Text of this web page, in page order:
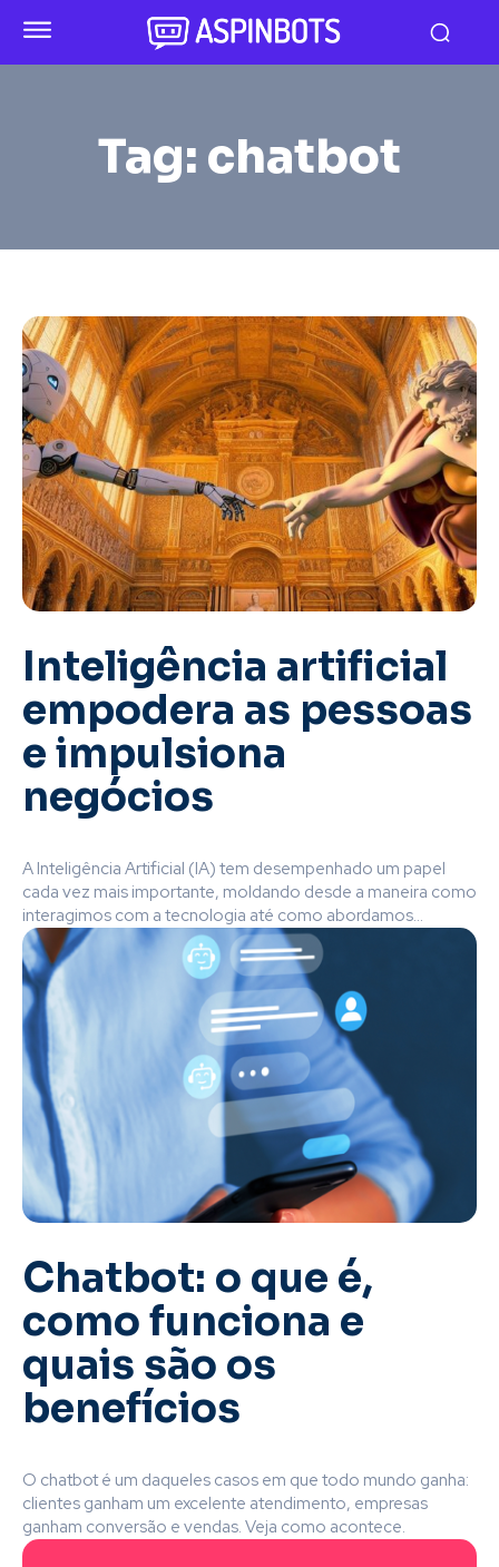
Tag: chatbot
Inteligência artificial
empodera as pessoas
e impulsiona
negócios
A Inteligência Artificial (IA) tem desempenhado um papel
cada vez mais importante, moldando desde a maneira como
interagimos com a tecnologia até como abordamos...
Chatbot: o que é,
como funciona e
quais são os
benefícios
O chatbot é um daqueles casos em que todo mundo ganha:
clientes ganham um excelente atendimento, empresas
ganham conversão e vendas. Veja como acontece.